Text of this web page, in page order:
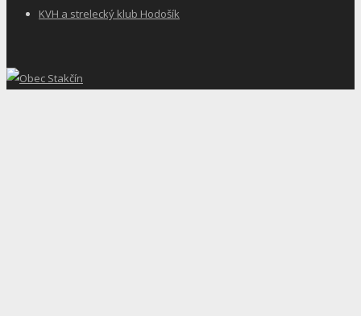
KVH a strelecký klub Hodošík